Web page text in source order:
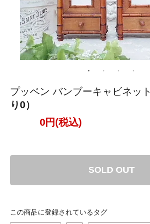
プッペン バンブーキャビネット
り0）
0円(税込)
SOLD OUT
この商品に登録されているタグ